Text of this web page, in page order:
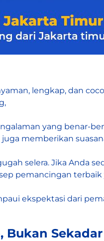
lengkap, dan
yang benar-
memberikan
selera. Jika Anda
pemancingan
ekspektasi dari
Bukan